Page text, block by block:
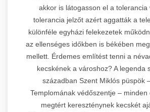
akkor is látogasson el a tolerancia
tolerancia jelzőt azért aggatták a
különféle egyházi felekezetek
az ellenséges időkben is békében
mellett. Érdemes említést tenni a
kecskének a városhoz? A legenda
században Szent Miklós püspök
Templomának védőszentje – minden
megtért kereszténynek kecskét